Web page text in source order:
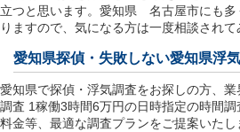
立つと思います。愛知県 名古屋市にも多
りますので、気になる方は一度相談されて
愛知県探偵・失敗しない愛知県浮
愛知県で探偵・浮気調査をお探しの方、
調査 1稼働3時間6万円の日時指定の時間
料金等、最適な調査プランをご提案いたし